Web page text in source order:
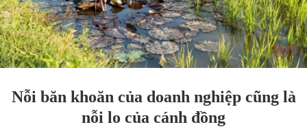
Nỗi băn khoăn của doanh nghiệp cũng là
nỗi lo của cánh đồng